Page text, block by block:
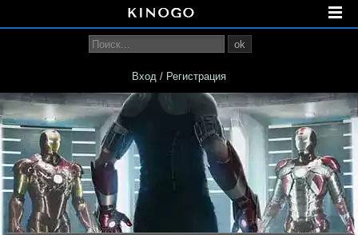
ok
Вход / Регистрация